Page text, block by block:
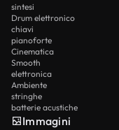
sintesi
Drum elettronico
chiavi
pianoforte
Cinematica
Smooth
elettronica
Ambiente
stringhe
batterie acustiche
Immagini